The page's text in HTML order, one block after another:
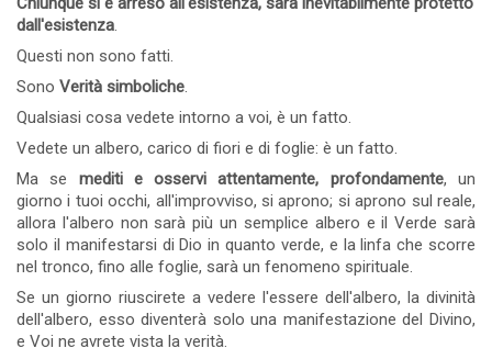
dall'esistenza.
Questi non sono fatti.
Sono Verità simboliche.
Qualsiasi cosa vedete intorno a voi, è un fatto.
Vedete un albero, carico di fiori e di foglie: è un fatto.
Ma se mediti e osservi attentamente, profondamente, un
giorno i tuoi occhi, all'improvviso, si aprono; si aprono sul reale,
allora l'albero non sarà più un semplice albero e il Verde sarà
solo il manifestarsi di Dio in quanto verde, e la linfa che scorre
nel tronco, fino alle foglie, sarà un fenomeno spirituale.
Se un giorno riuscirete a vedere l'essere dell'albero, la divinità
dell'albero, esso diventerà solo una manifestazione del Divino,
e Voi ne avrete vista la verità.